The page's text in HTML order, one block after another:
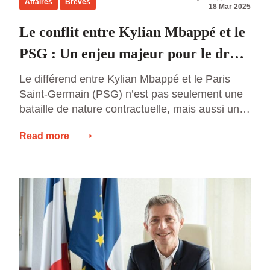
18 Mar 2025
Le conflit entre Kylian Mbappé et le
PSG : Un enjeu majeur pour le droit
du sport
Le différend entre Kylian Mbappé et le Paris
Saint-Germain (PSG) n’est pas seulement une
bataille de nature contractuelle, mais aussi un
joueurs et des clubs sont gérés dans le football
les […]
Read more